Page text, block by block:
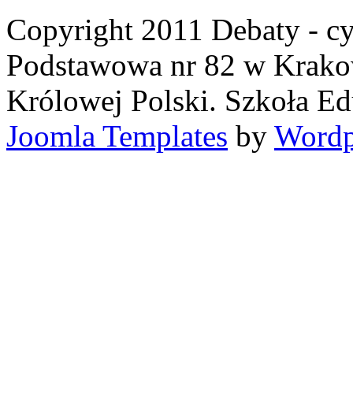
Copyright 2011 Debaty -
Podstawowa nr 82 w
Królowej Polski. Szkoła
Joomla Templates by